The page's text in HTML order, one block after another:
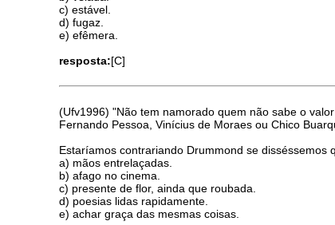
c) estável.
d) fugaz.
e) efêmera.
resposta:[C]
(Ufv1996) "Não tem namorado quem não sabe o
Fernando Pessoa, Vinícius de Moraes ou Chico
Estaríamos contrariando Drummond se disséssemos
a) mãos entrelaçadas.
b) afago no cinema.
c) presente de flor, ainda que roubada.
d) poesias lidas rapidamente.
e) achar graça das mesmas coisas.